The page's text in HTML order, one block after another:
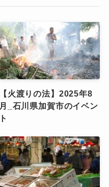
【火渡りの法】2025年8
月_石川県加賀市のイベン
ト